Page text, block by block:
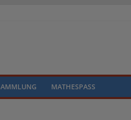
MATHESPASS